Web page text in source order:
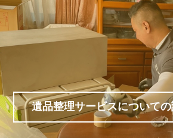
遺品整理サービスについて